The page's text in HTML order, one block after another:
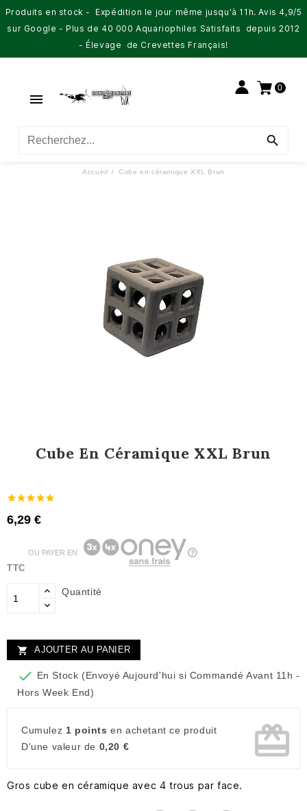
Produits en stock - Expédition le jour même jusqu'à 11h. Avis 4,9/5
sur Google - Plus de 40 000 Aquariophiles Satisfaits depuis 2012
- Élevage de Crevettes Français!

0

Accueil Cube en céramique XXL Brun
Cube En Céramique XXL Brun
6,29 €
TTC
OU PAYER EN
Quantité
 AJOUTER AU PANIER
 En Stock (Envoyé Aujourd'hui si Commandé Avant 11h -
Hors Week End)
Cumulez 1 points en achetant ce produit
D'une valeur de 0,20 € card_giftcard
Gros cube en céramique avec 4 trous par face.